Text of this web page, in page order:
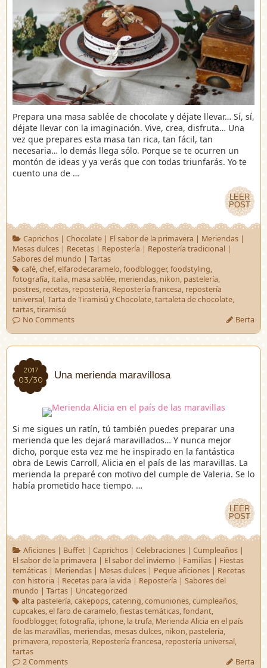
Prepara una masa sablée de chocolate y déjate llevar… Sí, sí,
déjate llevar con la imaginación. Vive, crea, disfruta… Una
vez que prepares esta masa tan rica, tan fácil, tan
necesaria… lo demás llega sólo. Porque se te ocurren un
montón de ideas y ya verás que con todas triunfarás. Yo te
cuento una de …
LEER
POST
LEER
POST
Caprichos| Chocolate| El sabor de la primavera | Meriendas|
Mesas dulces | Recetas | Repostería | Repostería tradicional |
Sabores del mundo | Tartas
café,chef,elfarodecaramelo,foodblogger,foodstyling,
fotografía, italia, masa sablée, meriendas, nikon, pastelería,
postres, recetas, repostería, Repostería francesa, repostería
universal,Tarta de Tiramisú y Chocolate,tartaleta de chocolate,
tartas,tiramisú
No Comments
Berta
2017
03/30
2017
03/30 Una merienda maravillosa
Si me sigues un ratín, tú también puedes preparar una
merienda que les dejará maravillados… Y nunca mejor
dicho, porque esta vez me he inspirado en la fantástica
obra de Lewis Carroll, Alicia en el país de las maravillas. La
merienda la preparé con motivo del cumple de Valeria. Se lo
había prometido hace tiempo. …
LEER
POST
LEER
POST
Aficiones| Buffet| Caprichos| Celebraciones| Cumpleaños|
El sabor de la primavera | El sabor del invierno | Familias | Fiestas
temáticas | Meriendas | Mesas dulces | Peque aficiones | Recetas
con historia | Recetas para la vida | Repostería | Sabores del
mundo | Tartas | Uncategorized
alta pastelería,cakepops,catering,comuniones,cumpleaños,
cupcakes,el faro de caramelo,fiestas temáticas,fondant,
foodblogger,fotografía, iphone, la trufa, Merienda Alicia en el país
de las maravillas, meriendas, mesas dulces, nikon, pastelería,
primavera, repostería, Repostería francesa, repostería universal,
tartas
2 Comments
Berta